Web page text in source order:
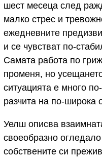
шест месеца след
малко стрес и
ежедневните
и се чувстват по-
Самата работа по
променя, но
ситуацията е много
разчита на по-широка
Уелш описва
своеобразно
собствените си